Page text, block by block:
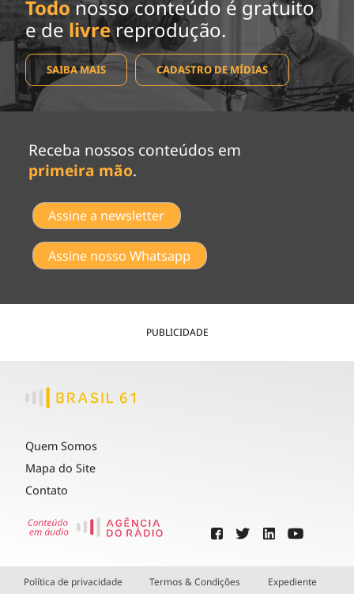
Todo nosso conteúdo é gratuito
e de livrereprodução.
SAIBA MAIS CADASTRO DE MÍDIAS
Receba nossos conteúdos em
primeira mão.
Assine a newsletter
Assine nosso Whatsapp
PUBLICIDADE
Quem Somos
Mapa do Site
Contato
Política de privacidade Termos & Condições Expediente